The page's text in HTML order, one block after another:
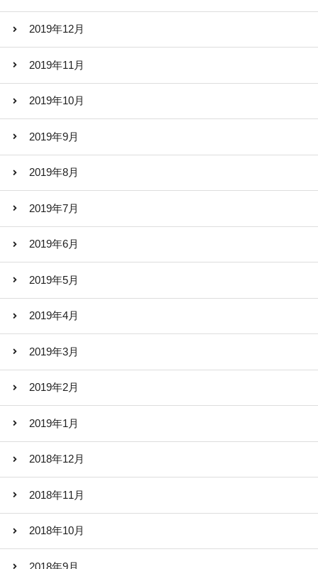
2019年12月
2019年11月
2019年10月
2019年9月
2019年8月
2019年7月
2019年6月
2019年5月
2019年4月
2019年3月
2019年2月
2019年1月
2018年12月
2018年11月
2018年10月
2018年9月